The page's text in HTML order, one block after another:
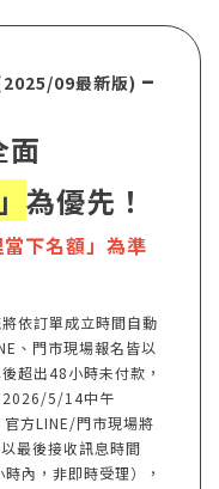
09最新版) –
面
為優先！
下名額」為準
依訂單成立時間自動
、門市現場報名皆以
超出48小時未付款，
5/14中午
方LINE/門市現場將
最後接收訊息時間
內，非即時受理），